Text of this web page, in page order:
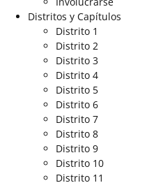
Distritos y Capítulos
Distrito 1
Distrito 2
Distrito 3
Distrito 4
Distrito 5
Distrito 6
Distrito 7
Distrito 8
Distrito 9
Distrito 10
Distrito 11